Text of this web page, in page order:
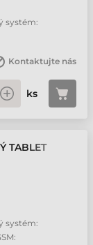
systém:
Kontaktujte nás
ks
TABLET
systém: